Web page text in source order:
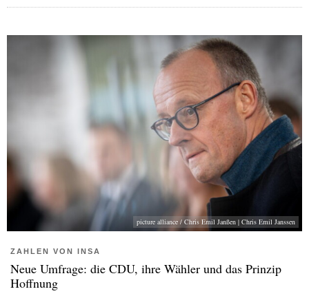
picture alliance / Chris Emil Janßen | Chris Emil Janssen
ZAHLEN VON INSA
Neue Umfrage: die CDU, ihre Wähler und das Prinzip
Hoffnung